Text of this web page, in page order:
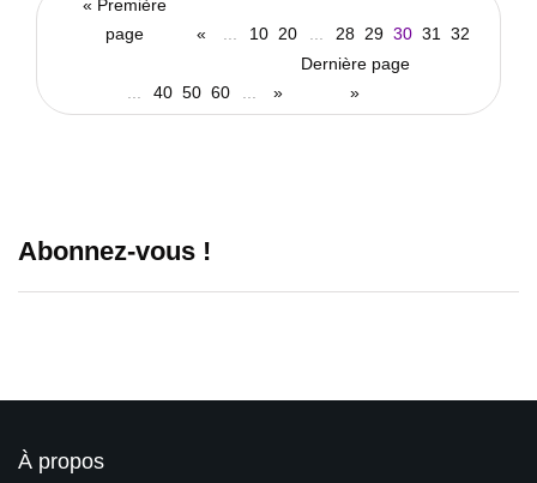
« Première
page
« 10 20 28 29 30 31 32
40 50 60 »
Dernière page
»
Abonnez-vous !
À propos